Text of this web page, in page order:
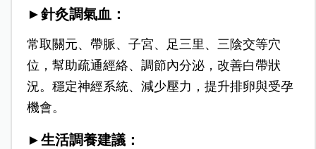
►針灸調氣血：
常取關元、帶脈、子宮、足三里、三陰交等穴
位，幫助疏通經絡、調節內分泌，改善白帶狀
況。穩定神經系統、減少壓力，提升排卵與受孕
機會。
►生活調養建議：